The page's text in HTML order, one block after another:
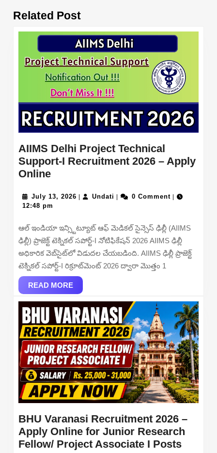
post:
Related Post
AIIMS Delhi Project Technical
Support-I Recruitment 2026 – Apply
OnlineAIIMS
Project
Technical
Support-
Recruitment
2026
–
Apply
Online
July 13, 2026 July
Undati Undati0 Comment
12:48 pm
ఆల్ ఇండియా ఇన్స్టిట్యూట్ ఆఫ్ మెడికల్ సైన్సెస్ ఢిల్లీ (AIIMS
ఢిల్లీ) ప్రాజెక్ట్ టెక్నికల్ సపోర్ట్-I నోటిఫికేషన్ 2026 AIIMS ఢిల్లీ
అధికారిక వెబ్‌సైట్‌లో విడుదల చేయబడింది. AIIMS ఢిల్లీ ప్రాజెక్ట్
టెక్నికల్ సపోర్ట్-I రిక్రూట్‌మెంట్ 2026 ద్వారా మొత్తం 1
READ MOREREAD
MORE
BHU Varanasi Recruitment 2026 –
Apply Online for Junior Research
Fellow/ Project Associate I PostsBHU